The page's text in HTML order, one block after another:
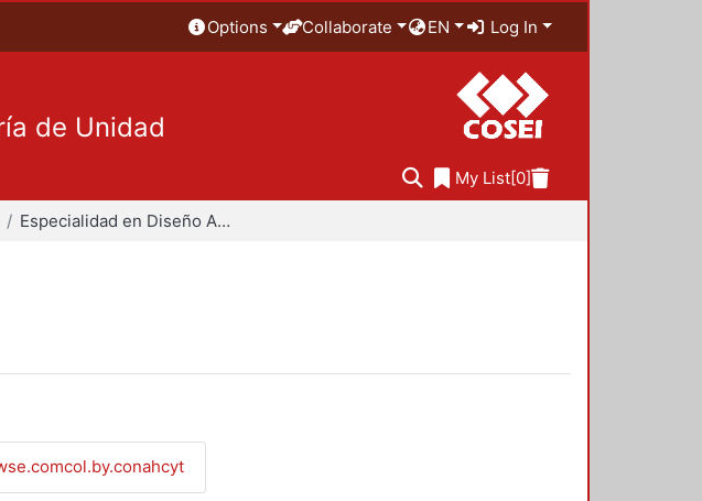
Options Collaborate EN Log In
de Unidad
My List[0]
Especialidad en Diseño Ambiental